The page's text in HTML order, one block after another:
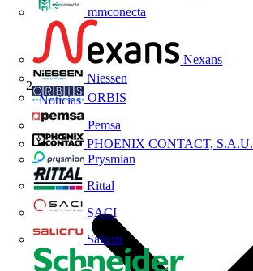
mmconecta
Nexans
Niessen
ORBIS
Pemsa
PHOENIX CONTACT, S.A.U.
Prysmian
Rittal
SACI
Salicru
Noticias